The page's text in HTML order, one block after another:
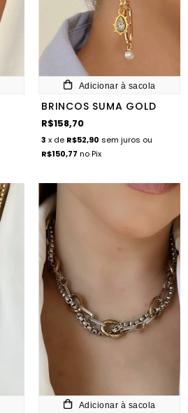
Adicionar à sacola
BRINCOS SUMA GOLD
R$158,70
3 x de R$52,90 sem juros ou
R$150,77 no Pix
Adicionar à sacola